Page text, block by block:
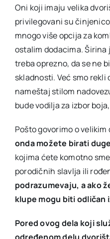
Oni koji imaju velika
privilegovani su
mnogo više opcija za
ostalim dodacima. Širina
treba oprezno, da se ne
skladnosti. Već smo rekli
nameštaj stilom
bude vodilja za izbor
Pošto govorimo o
onda možete birati
kojima ćete komotno
porodičnih slavlja ili
podrazumevaju, a ako
klupe mogu biti odličan
Pored ovog dela koji